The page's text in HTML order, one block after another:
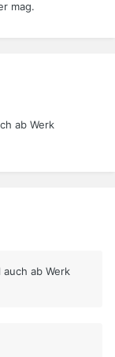
mag.
ab Werk
ab Werk